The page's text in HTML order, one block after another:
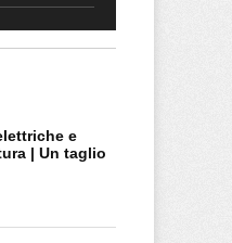
e
| Un taglio